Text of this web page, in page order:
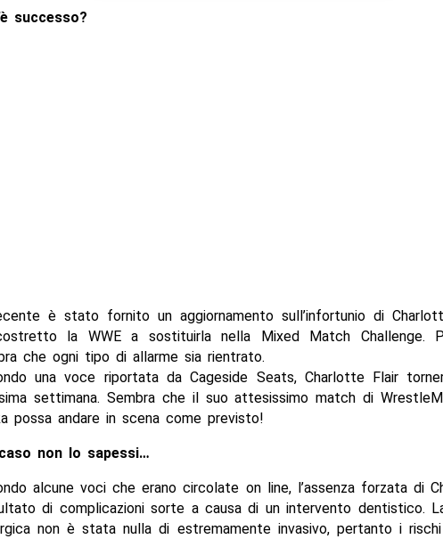
successo?
è stato fornito un aggiornamento sull’infortunio di
la WWE a sostituirla nella Mixed Match Challenge.
che ogni tipo di allarme sia rientrato.
una voce riportata da Cageside Seats, Charlotte Flair
settimana. Sembra che il suo attesissimo match di
possa andare in scena come previsto!
non lo sapessi…
alcune voci che erano circolate on line, l’assenza forzata di
di complicazioni sorte a causa di un intervento dentistico.
non è stata nulla di estremamente invasivo, pertanto i